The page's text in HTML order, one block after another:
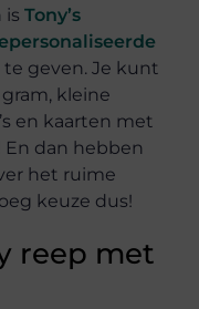
isTony’s
geven. Je kunt
kleine
en kaarten met
En dan hebben
het ruime
keuze dus!
reep met